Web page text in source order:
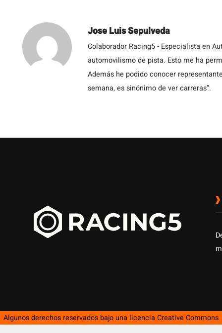
Jose Luis Sepulveda
Colaborador Racing5 - Especialista en
automovilismo de pista. Esto me ha
Además he podido conocer
semana, es sinónimo de ver carreras”.
Algunos derechos reservados bajo una licencia Creative Commons